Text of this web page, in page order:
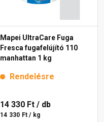
Mapei UltraCare Fuga
Fresca fugafelújító 110
manhattan 1 kg
Rendelésre
14 330 Ft / db
14 330 Ft / kg